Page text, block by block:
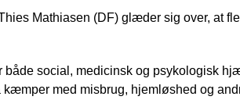
Mathiasen (DF) glæder sig over, at
både social, medicinsk og psykologisk
med misbrug, hjemløshed og